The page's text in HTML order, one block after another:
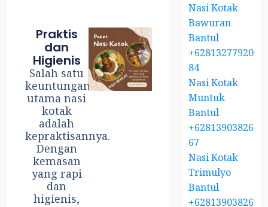
Praktis
dan
Higienis
Salah satu
keuntungan
utama nasi
kotak
adalah
kepraktisannya.
Dengan
kemasan
yang rapi
dan
higienis,
Nasi Kotak
Bawuran
Bantul
+62813277920
84
Nasi Kotak
Muntuk
Bantul
+62813903826
67
Nasi Kotak
Trimulyo
Bantul
+62813903826